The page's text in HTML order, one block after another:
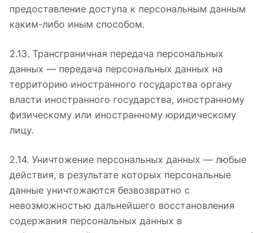
предоставление доступа к персональным данным
каким-либо иным способом.
2.13. Трансграничная передача персональных
данных — передача персональных данных на
территорию иностранного государства органу
власти иностранного государства, иностранному
физическому или иностранному юридическому
лицу.
2.14. Уничтожение персональных данных — любые
действия, в результате которых персональные
данные уничтожаются безвозвратно с
невозможностью дальнейшего восстановления
содержания персональных данных в